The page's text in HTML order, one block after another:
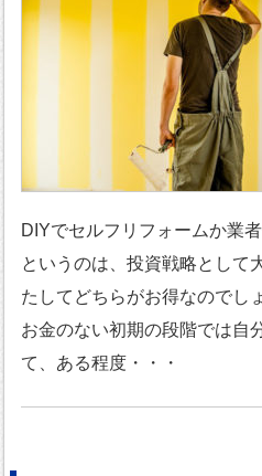
DIYでセルフリフォームか業
というのは、投資戦略として
たしてどちらがお得なのでし
お金のない初期の段階では自
て、ある程度・・・